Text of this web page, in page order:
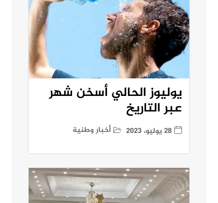
يوليوز الحالي أسخن شهر
عبر التاريخ
28 يوليو، 2023 أخبار وطنية